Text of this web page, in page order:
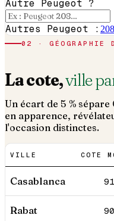
Autre Peugeot ?
Autres Peugeot : 208
02 · GÉOGRAPHIE
La cote,ville
Un écart de 5 %
en apparence,
l'occasion distinctes.
VILLE COTE
Casablanca
Rabat